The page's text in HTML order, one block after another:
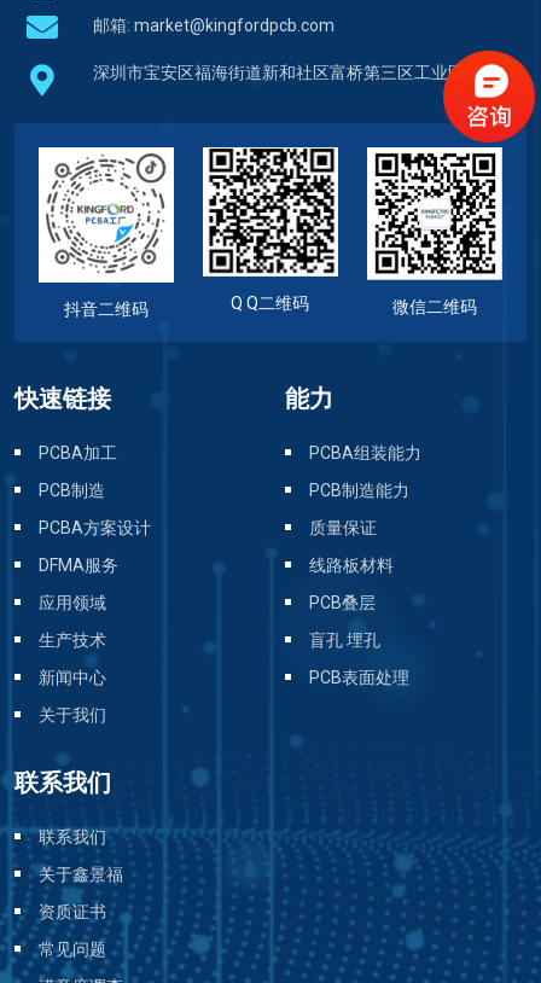
邮箱: market@kingfordpcb.com
深圳市宝安区福海街道新和社区富桥第三区工业区
抖音二维码 Q Q二维码 微信二维码
快速链接
PCBA加工
PCB制造
PCBA方案设计
DFMA服务
应用领域
生产技术
新闻中心
关于我们
能力
PCBA组装能力
PCB制造能力
质量保证
线路板材料
PCB叠层
盲孔 埋孔
PCB表面处理
联系我们
联系我们
关于鑫景福
资质证书
常见问题